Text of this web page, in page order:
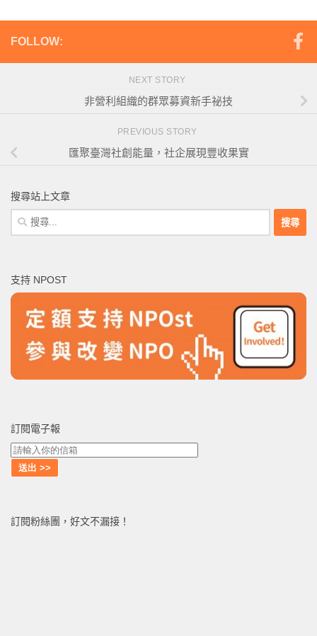
FOLLOW:
NEXT STORY
非營利組織的群眾募資新手祕技
PREVIOUS STORY
匯聚臺灣社創能量，社企展現豐收果實
搜尋站上文章
搜
尋
字:
支持 NPOST
訂閱電子報
訂閱粉絲團，好文不漏接！